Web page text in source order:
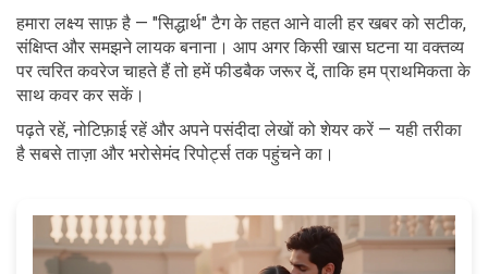
हमारा लक्ष्य साफ़ है — "सिद्धार्थ" टैग के तहत आने वाली हर खबर को सटीक,
संक्षिप्त और समझने लायक बनाना। आप अगर किसी खास घटना या वक्तव्य
पर त्वरित कवरेज चाहते हैं तो हमें फीडबैक जरूर दें, ताकि हम प्राथमिकता के
साथ कवर कर सकें।
पढ़ते रहें, नोटिफ़ाई रहें और अपने पसंदीदा लेखों को शेयर करें — यही तरीका
है सबसे ताज़ा और भरोसेमंद रिपोर्ट्स तक पहुंचने का।